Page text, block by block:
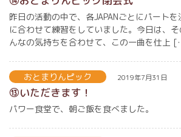
昨日の活動の中で、各JAPANごとにパート
に合わせて練習をしていました。今日は、
んなの気持ちを合わせて、この一曲を仕上
おとまりんピック 2019年7月31日
⑬いただきます！
パワー食堂で、朝ご飯を食べました。